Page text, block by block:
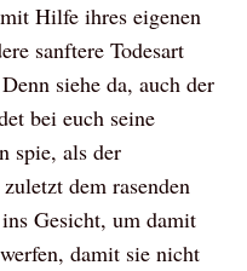
Hilfe ihres eigenen
sanftere Todesart
siehe da, auch der
bei euch seine
spie, als der
dem rasenden
Gesicht, um damit
damit sie nicht